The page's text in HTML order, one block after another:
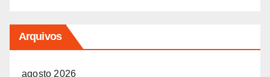
Arquivos
agosto 2026